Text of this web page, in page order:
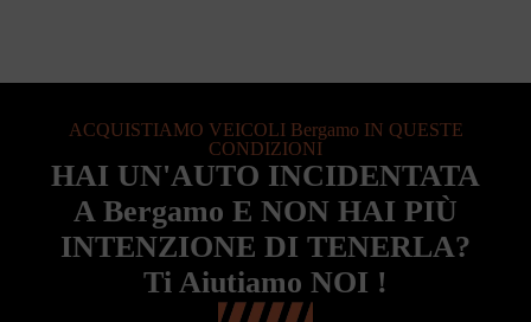
ACQUISTIAMO VEICOLI Bergamo IN QUESTE
CONDIZIONI
HAI UN'AUTO INCIDENTATA
A Bergamo E NON HAI PIÙ
INTENZIONE DI TENERLA?
Ti Aiutiamo NOI !